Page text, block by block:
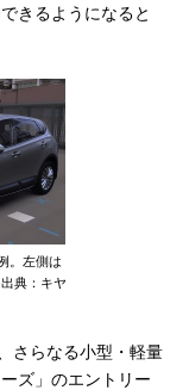
きるようになると
。左側は
典：キヤ
さらなる小型・軽量
ズ」のエントリー